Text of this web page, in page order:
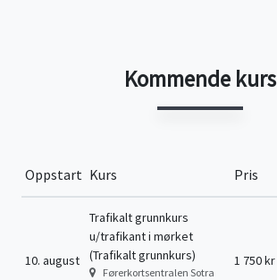
Kommende kurs
Oppstart Kurs Pris
10. august
Trafikalt grunnkurs
u/trafikant i mørket
(Trafikalt grunnkurs)
Førerkortsentralen Sotra
1 750 kr